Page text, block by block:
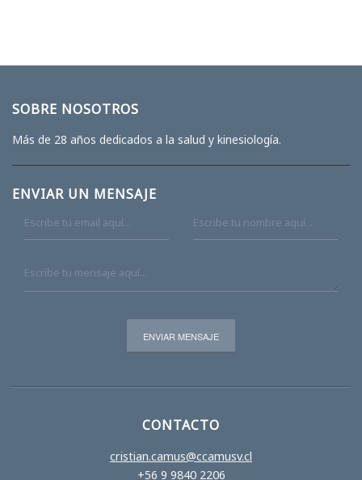
SOBRE NOSOTROS
Más de 28 años dedicados a la salud y kinesiología.
ENVIAR UN MENSAJE
CONTACTO
cristian.camus@ccamusv.cl
+56 9 9840 2206